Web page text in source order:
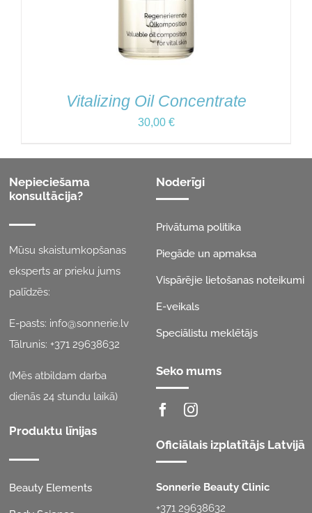
Vitalizing Oil Concentrate
30,00 €
Nepieciešama
konsultācija?
Mūsu skaistumkopšanas
eksperts ar prieku jums
palīdzēs:
E-pasts: info@sonnerie.lv
Tālrunis:+371 29638632
(Mēs atbildam darba
dienās 24 stundu laikā)
Produktu līnijas
Beauty Elements
Noderīgi
Privātuma politika
Piegāde un apmaksa
Vispārējie lietošanas noteikumi
E-veikals
Speciālistu meklētājs
Seko mums
Oficiālais izplatītājs Latvijā
Sonnerie Beauty Clinic
+371 29638632